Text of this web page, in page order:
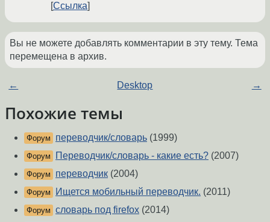
Ссылка
Вы не можете добавлять комментарии в эту тему. Тема
перемещена в архив.
← Desktop →
Похожие темы
Форум переводчик/словарь (1999)
Форум Переводчик/словарь - какие есть? (2007)
Форум переводчик (2004)
Форум Ищется мобильный переводчик. (2011)
Форум словарь под firefox (2014)